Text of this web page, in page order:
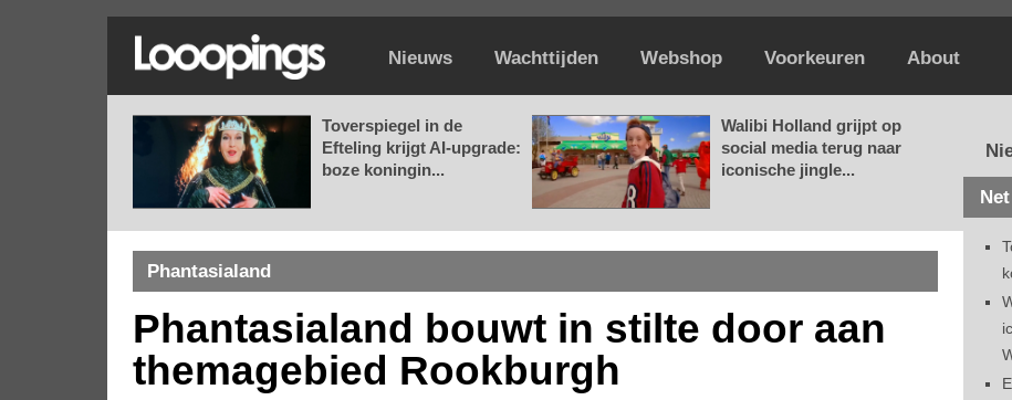
Nieuws Wachttijden Webshop Voorkeuren About
Toverspiegel in de
Efteling krijgt AI-upgrade:
boze koningin...
Walibi Holland grijpt op
social media terug naar
iconische jingle...
Phantasialand
Phantasialand bouwt in stilte door aan
themagebied Rookburgh